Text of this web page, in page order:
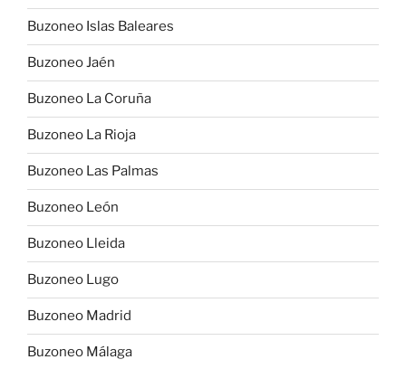
Buzoneo Islas Baleares
Buzoneo Jaén
Buzoneo La Coruña
Buzoneo La Rioja
Buzoneo Las Palmas
Buzoneo León
Buzoneo Lleida
Buzoneo Lugo
Buzoneo Madrid
Buzoneo Málaga